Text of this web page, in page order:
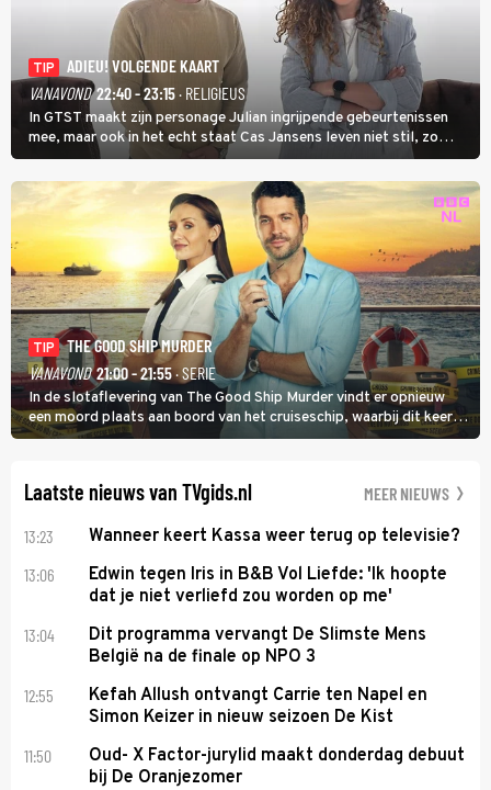
TIP
ADIEU! VOLGENDE KAART
VANAVOND 22:40 - 23:15· RELIGIEUS
In GTST maakt zijn personage Julian ingrijpende gebeurtenissen
mee, maar ook in het echt staat Cas Jansens leven niet stil, zo
vertelt hij in Adieu! Volgende Kaart.
TIP
THE GOOD SHIP MURDER
VANAVOND 21:00 - 21:55· SERIE
In de slotaflevering van The Good Ship Murder vindt er opnieuw
een moord plaats aan boord van het cruiseschip, waarbij dit keer
een bemanningslid het slachtoffer is en kapitein Marlowe de dader
Laatste nieuws van TVgids.nl MEER NIEUWS
13:23 Wanneer keert Kassa weer terug op televisie?
13:06
Edwin tegen Iris in B&B Vol Liefde: 'Ik hoopte
dat je niet verliefd zou worden op me'
13:04
Dit programma vervangt De Slimste Mens
België na de finale op NPO 3
12:55
Kefah Allush ontvangt Carrie ten Napel en
Simon Keizer in nieuw seizoen De Kist
11:50
Oud- X Factor-jurylid maakt donderdag debuut
bij De Oranjezomer